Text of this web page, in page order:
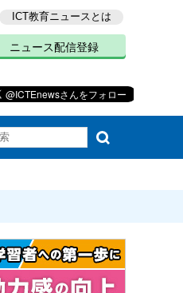
ICT教育ニュースとは
ニュース配信登録